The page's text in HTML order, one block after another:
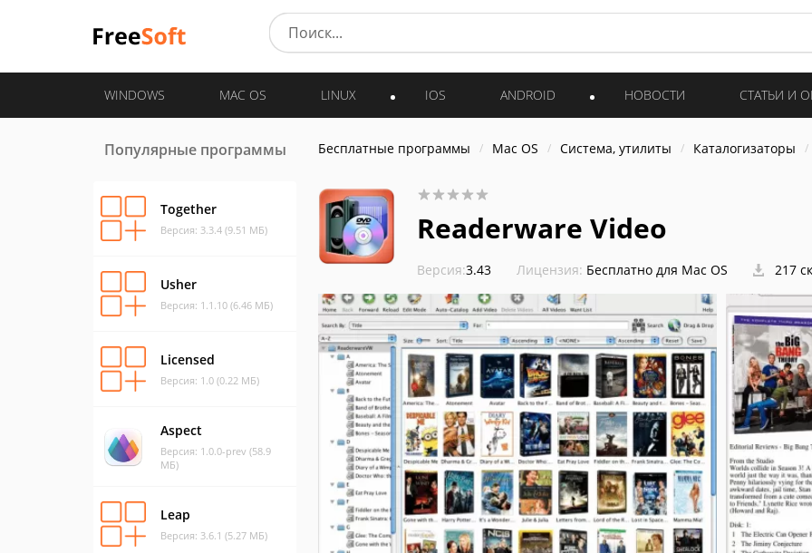
WINDOWS MAC OS LINUX IOS ANDROID НОВОСТИ СТАТЬИ И
Популярные программы
Together
Версия: 3.3.4 (9.51 МБ)
Usher
Версия: 1.1.10 (6.46 МБ)
Licensed
Версия: 1.0 (0.22 МБ)
Aspect
Версия: 1.0.0-prev (58.9
МБ)
Leap
Версия: 3.6.1 (5.27 МБ)
Бесплатные программы Mac OS Система, утилиты Каталогизаторы
Readerware Video
Версия:3.43 Лицензия: Бесплатно для Mac OS 217